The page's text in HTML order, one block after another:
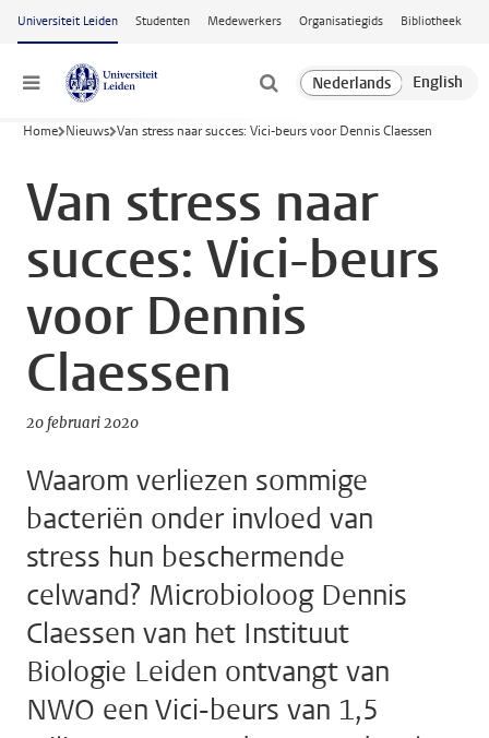
Ga naar hoofdinhoud
Universiteit Leiden Studenten Medewerkers Organisatiegids Bibliotheek
Menu
Home Nieuws Van stress naar succes: Vici-beurs voor Dennis Claessen
Van stress naar
succes: Vici-beurs
voor Dennis
Claessen
20 februari 2020
Waarom verliezen sommige
bacteriën onder invloed van
stress hun beschermende
celwand? Microbioloog Dennis
Claessen van het Instituut
Biologie Leiden ontvangt van
NWO een Vici-beurs van 1,5